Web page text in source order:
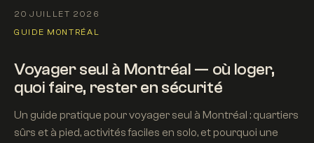
20 JUILLET 2026
GUIDE MONTRÉAL
Voyager seul à Montréal — où loger,
quoi faire, rester en sécurité
Un guide pratique pour voyager seul à Montréal : quartiers
sûrs et à pied, activités faciles en solo, et pourquoi une